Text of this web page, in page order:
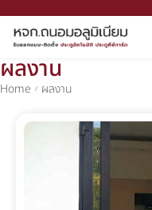
ผลงาน
Home / ผลงาน